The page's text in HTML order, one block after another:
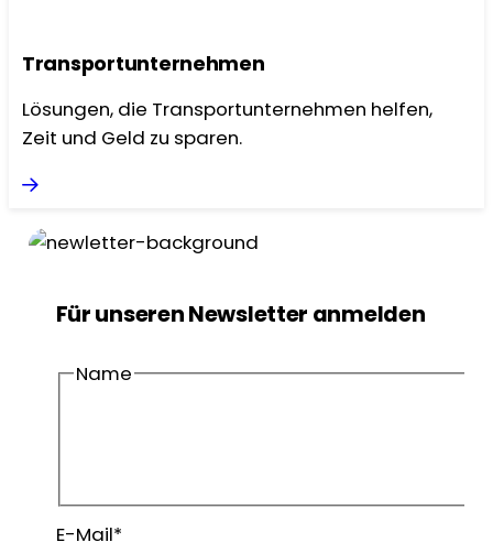
Transportunternehmen
Lösungen, die Transportunternehmen helfen,
Zeit und Geld zu sparen.
Für unseren Newsletter anmelden
Name
Nachname
E-Mail*